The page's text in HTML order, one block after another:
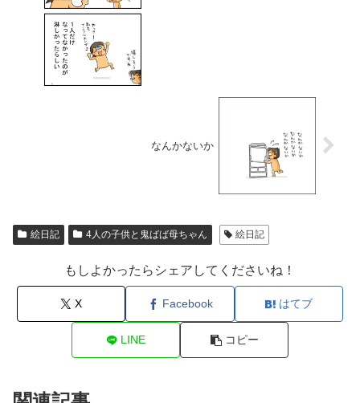
なんかないか
絵日記 4人の子供と鬼ばば母ちゃん 絵日記
もしよかったらシェアしてくださいね！
X Facebook はてブ
LINE コピー